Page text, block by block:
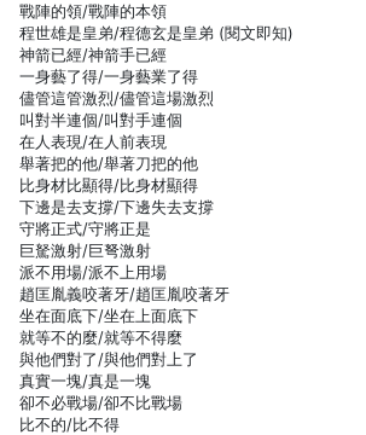
戰陣的領/戰陣的本領
程世雄是皇弟/程德玄是皇弟 (閱文即知)
神箭已經/神箭手已經
一身藝了得/一身藝業了得
儘管這管激烈/儘管這場激烈
叫對半連個/叫對手連個
在人表現/在人前表現
舉著把的他/舉著刀把的他
比身材比顯得/比身材顯得
下邊是去支撐/下邊失去支撐
守將正式/守將正是
巨駑激射/巨弩激射
派不用場/派不上用場
趙匡胤義咬著牙/趙匡胤咬著牙
坐在面底下/坐在上面底下
就等不的麼/就等不得麼
與他們對了/與他們對上了
真實一塊/真是一塊
卻不必戰場/卻不比戰場
比不的/比不得